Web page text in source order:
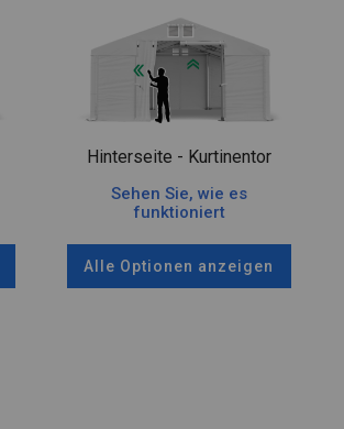
Hinterseite - Kurtinentor
Sehen Sie, wie es
funktioniert
Alle Optionen anzeigen